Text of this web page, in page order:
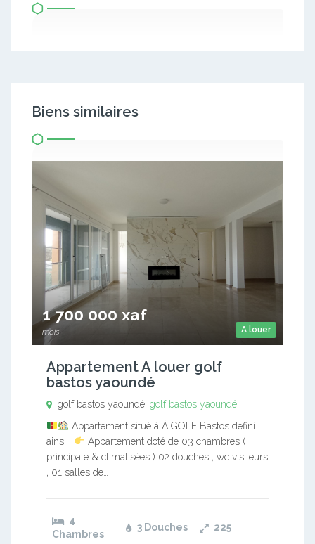
Biens similaires
A louer
1 700 000 xaf
mois
Appartement A louer golf
bastos yaoundé
golf bastos yaoundé, golf bastos yaoundé
Appartement situé à À GOLF Bastos défini
ainsi :
Appartement doté de 03 chambres (
principale & climatisées ) 02 douches , wc visiteurs
, 01 salles de…
4
Chambres
3 Douches 225